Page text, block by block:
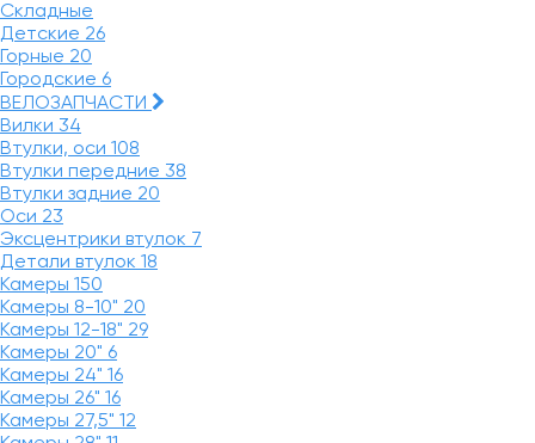
Складные
Детские 26
Горные 20
Городские 6
ВЕЛОЗАПЧАСТИ
Вилки 34
Втулки, оси 108
Втулки передние 38
Втулки задние 20
Оси 23
Эксцентрики втулок 7
Детали втулок 18
Камеры 150
Камеры 8-10" 20
Камеры 12-18" 29
Камеры 20" 6
Камеры 24" 16
Камеры 26" 16
Камеры 27,5" 12